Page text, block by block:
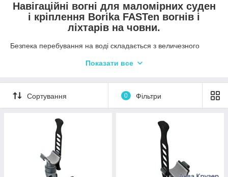
Навігаційні вогні для маломірних суден
і кріплення Borika FASTen вогнів і
ліхтарів на човни.
Безпека перебування на воді складається з величезного
незважаючи на свою простоту і очевидність, неможливо
недостатньої видимості (дощ, туман).
Навігаційні вогні бувають різних видів і розрізняються по
детально прописані в Міжнародні правила запобігання
зіткненню суден (МППЗС).
В даному розділі Ви можете вибрати і купити навігаційні вогні
на борт на надувний човен ПВХ, RIB, каяка або катера та
власники (кріплення) FASTen для них.
Показати все
Сортування 0 Фільтри